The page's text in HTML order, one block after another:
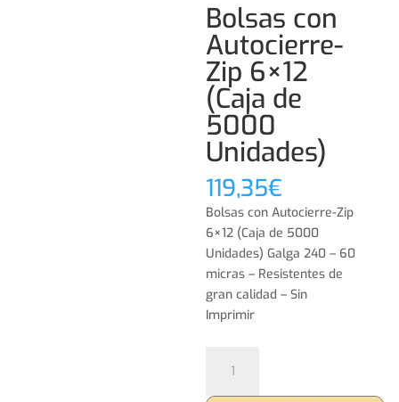
Bolsas con
Autocierre-
Zip 6×12
(Caja de
5000
Unidades)
119,35€
Bolsas con Autocierre-Zip
6×12 (Caja de 5000
Unidades) Galga 240 – 60
micras – Resistentes de
gran calidad – Sin
Imprimir
Autocierre-